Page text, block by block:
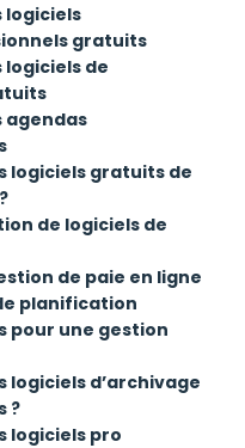
logiciels
gratuits
logiciels de
agendas
logiciels gratuits de
de logiciels de
de paie en ligne
planification
pour une gestion
logiciels d’archivage
?
logiciels pro